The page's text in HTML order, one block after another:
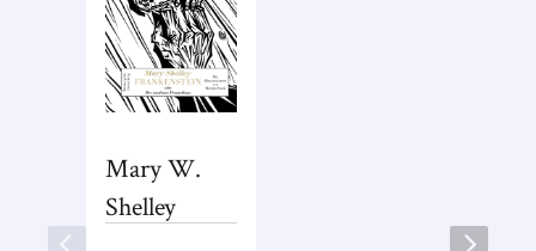
Mary W.
Shelley